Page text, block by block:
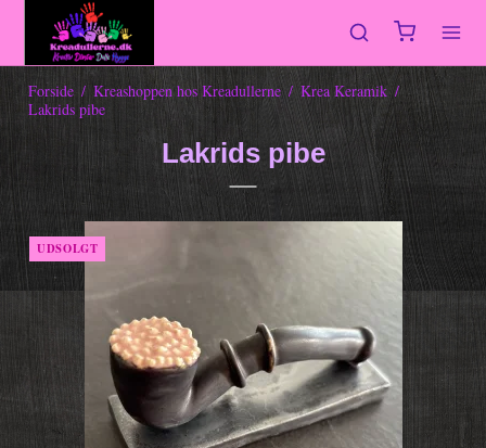
Forside / Kreashoppen hos Kreadullerne / Krea Keramik /
Lakrids pibe
Lakrids pibe
UDSOLGT